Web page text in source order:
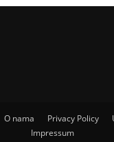
O nama Privacy Policy
Impressum